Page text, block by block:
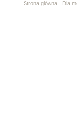
Strona główna
Dla